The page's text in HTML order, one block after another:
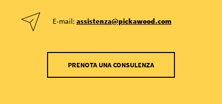
E-mail: assistenza@pickawood.com
PRENOTA UNA CONSULENZA